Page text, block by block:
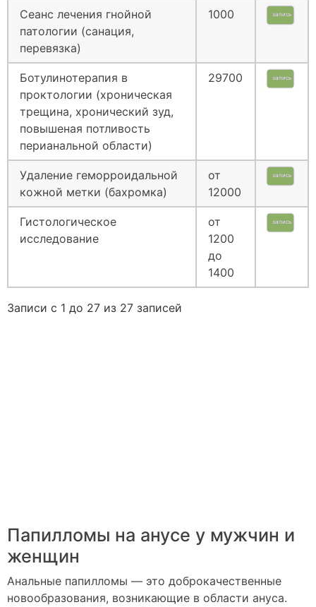
Сеанс лечения гнойной
патологии (санация,
перевязка)
1000 запись
Ботулинотерапия в
проктологии (хроническая
трещина, хронический зуд,
повышеная потливость
перианальной области)
29700 запись
Удаление геморроидальной
кожной метки (бахромка)
от
12000
запись
Гистологическое
исследование
от
1200
до
1400
запись
Записи с 1 до 27 из 27 записей
Папилломы на анусе у мужчин и
женщин
Анальные папилломы — это доброкачественные
новообразования, возникающие в области ануса.